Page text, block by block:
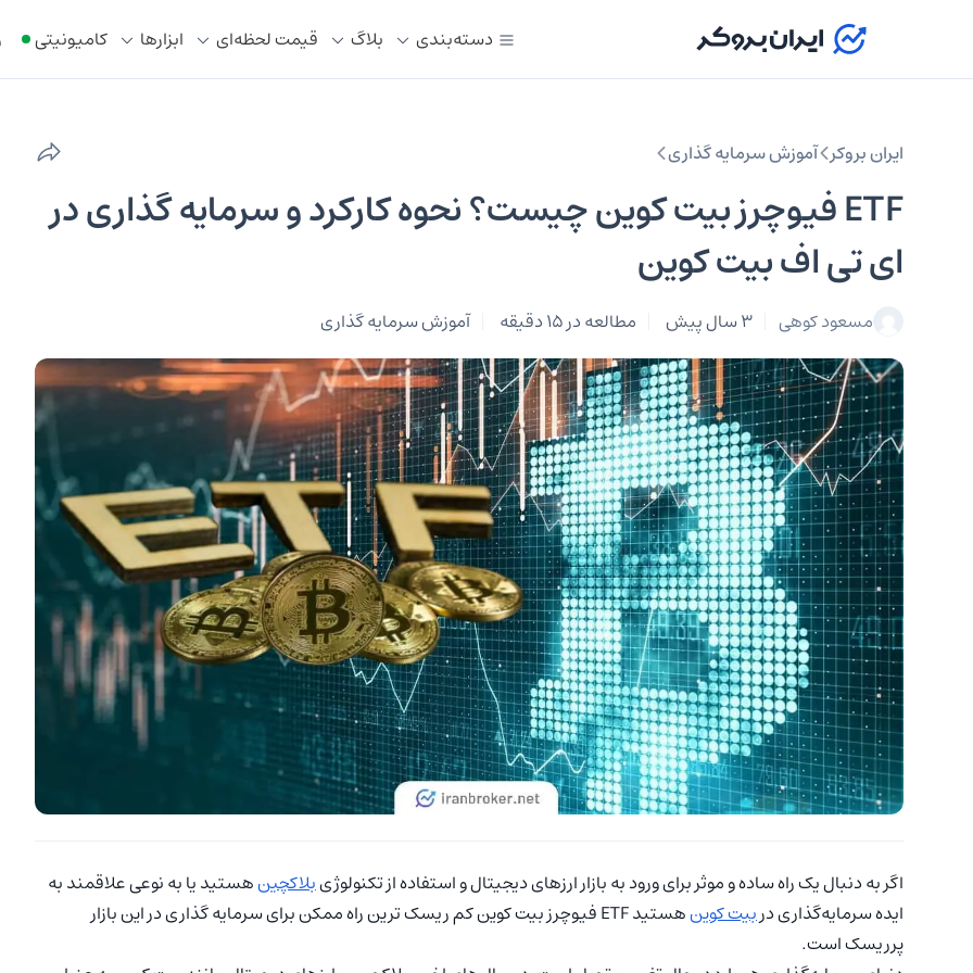
دسته‌بندی بلاگ قیمت لحظه‌ای ابزار‌ها کامیونیتی
ایران بروکر آموزش سرمایه گذاری
ETF فیوچرز بیت کوین چیست؟ نحوه کارکرد و سرمایه گذاری در
ای تی اف بیت کوین
مسعود کوهی 3 سال پیش مطالعه در 15 دقیقه آموزش سرمایه گذاری
اگر به دنبال یک راه ساده و موثر برای ورود به بازار ارزهای دیجیتال و استفاده از تکنولوژیبلاکچینهستید یا به نوعی علاقمند به
ایده سرمایه‌گذاری دربیت کوین
هستید ETF فیوچرز بیت کوین کم ریسک ترین راه ممکن برای سرمایه گذاری در این بازار
پرریسک است.